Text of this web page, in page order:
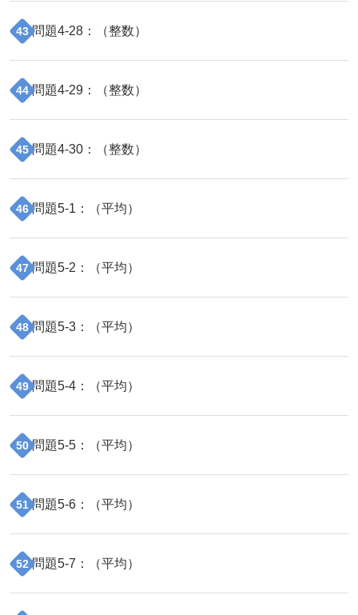
43 問題4-28 ：（整数）
44 問題4-29 ：（整数）
45 問題4-30 ：（整数）
46 問題5-1 ：（平均）
47 問題5-2 ：（平均）
48 問題5-3 ：（平均）
49 問題5-4 ：（平均）
50 問題5-5 ：（平均）
51 問題5-6 ：（平均）
52 問題5-7 ：（平均）